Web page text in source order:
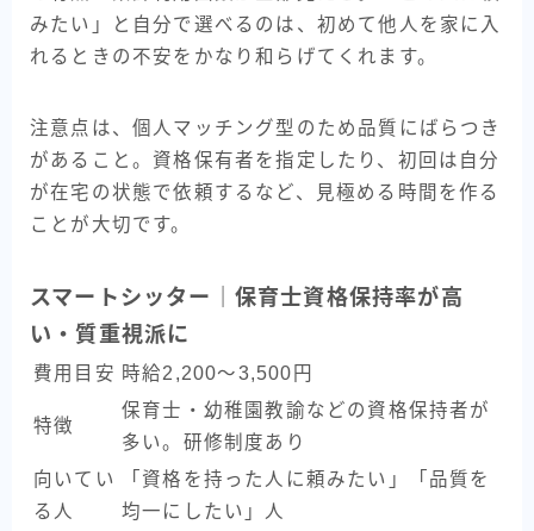
みたい」と自分で選べるのは、初めて他人を家に入
れるときの不安をかなり和らげてくれます。
注意点は、個人マッチング型のため品質にばらつき
があること。資格保有者を指定したり、初回は自分
が在宅の状態で依頼するなど、見極める時間を作る
ことが大切です。
スマートシッター｜保育士資格保持率が高
い・質重視派に
費用目安 時給2,200〜3,500円
特徴
保育士・幼稚園教諭などの資格保持者が
多い。研修制度あり
向いてい
る人
「資格を持った人に頼みたい」「品質を
均一にしたい」人